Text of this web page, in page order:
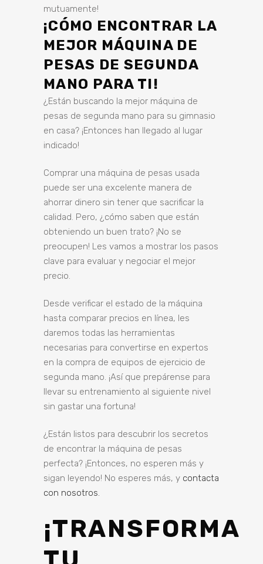
mutuamente!
¡CÓMO ENCONTRAR LA
MEJOR MÁQUINA DE
PESAS DE SEGUNDA
MANO PARA TI!
¿Están buscando la mejor máquina de
pesas de segunda mano para su gimnasio
en casa? ¡Entonces han llegado al lugar
indicado!
Comprar una máquina de pesas usada
puede ser una excelente manera de
ahorrar dinero sin tener que sacrificar la
calidad. Pero, ¿cómo saben que están
obteniendo un buen trato? ¡No se
preocupen! Les vamos a mostrar los pasos
clave para evaluar y negociar el mejor
precio.
Desde verificar el estado de la máquina
hasta comparar precios en línea, les
daremos todas las herramientas
necesarias para convertirse en expertos
en la compra de equipos de ejercicio de
segunda mano. ¡Así que prepárense para
llevar su entrenamiento al siguiente nivel
sin gastar una fortuna!
¿Están listos para descubrir los secretos
de encontrar la máquina de pesas
perfecta? ¡Entonces, no esperen más y
sigan leyendo! No esperes más, y contacta
con nosotros.
¡TRANSFORMA